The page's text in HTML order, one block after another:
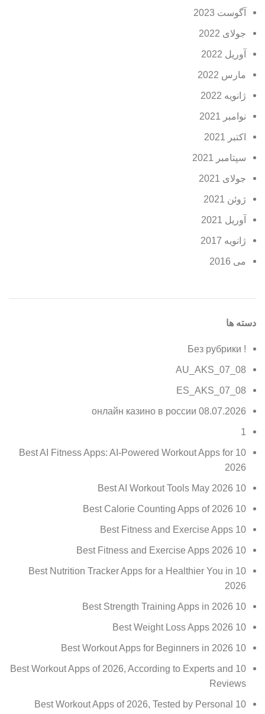
آگوست 2023
جولای 2022
آوریل 2022
مارس 2022
ژانویه 2022
نوامبر 2021
اکتبر 2021
سپتامبر 2021
جولای 2021
ژوئن 2021
آوریل 2021
ژانویه 2017
می 2016
دسته ها
! Без рубрики
08_07_AU_AKS
08_07_ES_AKS
08.07.2026 онлайн казино в россии
1
10 Best AI Fitness Apps: AI-Powered Workout Apps for
2026
10 Best AI Workout Tools May 2026
10 Best Calorie Counting Apps of 2026
10 Best Fitness and Exercise Apps
10 Best Fitness and Exercise Apps 2026
10 Best Nutrition Tracker Apps for a Healthier You in
2026
10 Best Strength Training Apps in 2026
10 Best Weight Loss Apps 2026
10 Best Workout Apps for Beginners in 2026
10 Best Workout Apps of 2026, According to Experts and
Reviews
10 Best Workout Apps of 2026, Tested by Personal